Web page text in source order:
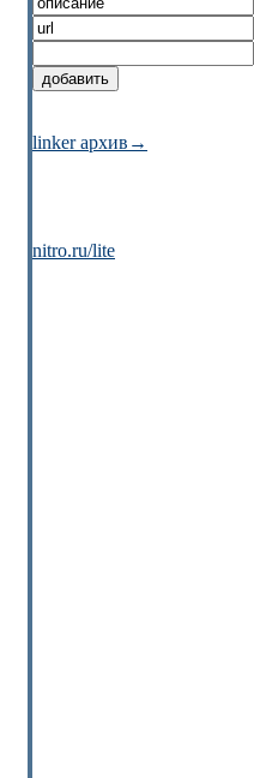
linker архив→
nitro.ru/lite